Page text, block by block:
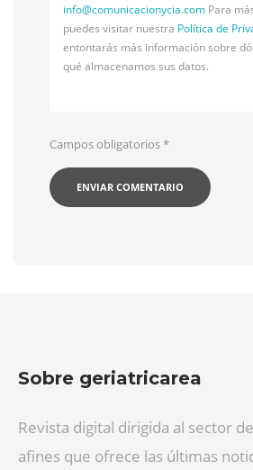
info@comunicacionycia.com Para
puedes visitar nuestra Política de
entontarás más información sobre
qué almacenamos sus datos.
Campos obligatorios*
Sobre geriatricarea
Revista digital dirigida al sector
afines que ofrece las últimas